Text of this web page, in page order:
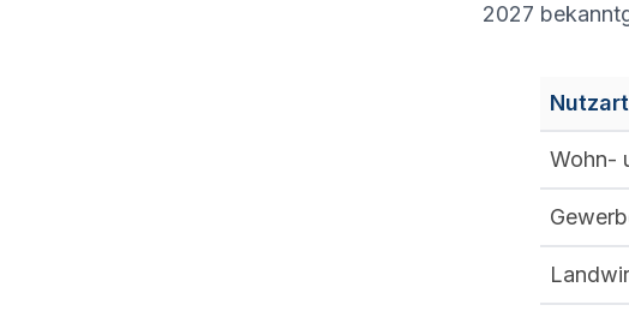
2027
Nutzart
Wohn-